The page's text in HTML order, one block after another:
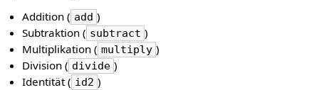
Addition ( add )
Subtraktion ( subtract )
Multiplikation ( multiply )
Division ( divide )
Identität ( id2 )